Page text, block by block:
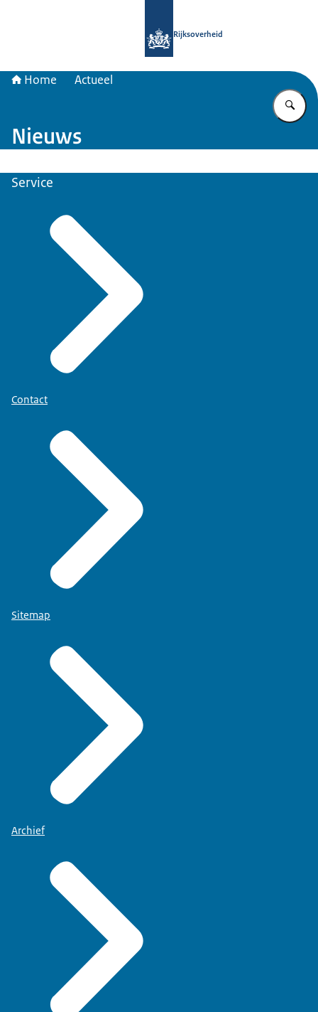
Rijksoverheid
Home Actueel
Nieuws
Service
Contact
Sitemap
Archief